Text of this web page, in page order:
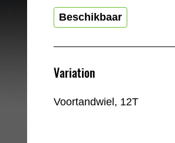
Beschikbaar
Variation
Voortandwiel, 12T